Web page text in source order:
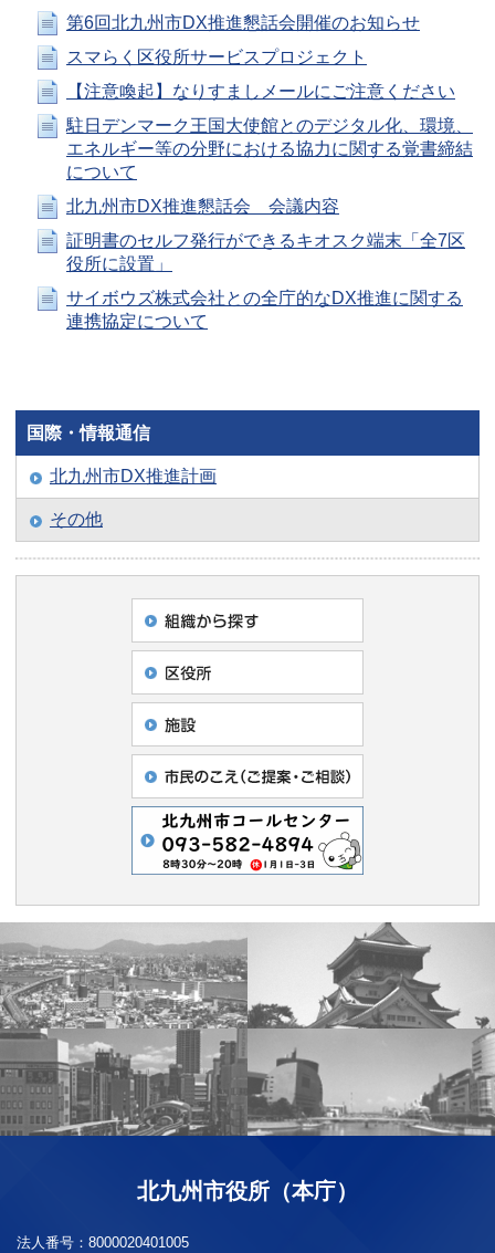
第6回北九州市DX推進懇話会開催のお知らせ
スマらく区役所サービスプロジェクト
【注意喚起】なりすましメールにご注意ください
駐日デンマーク王国大使館とのデジタル化、環境、
エネルギー等の分野における協力に関する覚書締結
について
北九州市DX推進懇話会 会議内容
証明書のセルフ発行ができるキオスク端末「全7区
役所に設置」
サイボウズ株式会社との全庁的なDX推進に関する
連携協定について
国際・情報通信
北九州市DX推進計画
その他
北九州市役所（本庁）
法人番号： 8000020401005